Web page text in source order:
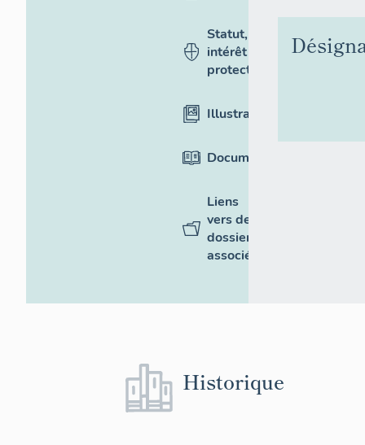
Statut,
intérêt et
protection
Illustrations
Documentation
Liens
vers des
dossiers
associés
Historique